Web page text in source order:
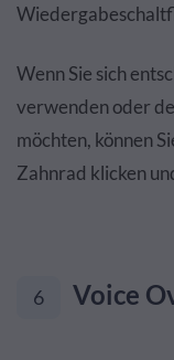
Wenn Sie sich
verwenden oder
möchten, können
Zahnrad klicken
6 Voice